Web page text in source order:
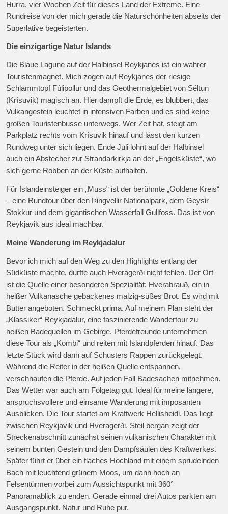
Hurra, vier Wochen Zeit für dieses Land der Extreme. Eine
Rundreise von der mich gerade die Naturschönheiten abseits der
Superlative begeisterten.
Die einzigartige Natur Islands
Die Blaue Lagune auf der Halbinsel Reykjanes ist ein wahrer
Touristenmagnet. Mich zogen auf Reykjanes der riesige
Schlammtopf Fúlipollur und das Geothermalgebiet von Séltun
(Krísuvik) magisch an. Hier dampft die Erde, es blubbert, das
Vulkangestein leuchtet in intensiven Farben und es sind keine
großen Touristenbusse unterwegs. Wer Zeit hat, steigt am
Parkplatz rechts vom Krísuvik hinauf und lässt den kurzen
Rundweg unter sich liegen. Ende Juli lohnt auf der Halbinsel
auch ein Abstecher zur Strandarkirkja an der „Engelsküste“, wo
sich gerne Robben an der Küste aufhalten.
Für Islandeinsteiger ein „Muss“ ist der berühmte „Goldene Kreis“
– eine Rundtour über den Þingvellir Nationalpark, dem Geysir
Stokkur und dem gigantischen Wasserfall Gullfoss. Das ist von
Reykjavik aus ideal machbar.
Meine Wanderung im Reykjadalur
Bevor ich mich auf den Weg zu den Highlights entlang der
Südküste machte, durfte auch Hveragerði nicht fehlen. Der Ort
ist die Quelle einer besonderen Spezialität: Hverabrauð, ein in
heißer Vulkanasche gebackenes malzig-süßes Brot. Es wird mit
Butter angeboten. Schmeckt prima. Auf meinem Plan steht der
„Klassiker“ Reykjadalur, eine faszinierende Wandertour zu
heißen Badequellen im Gebirge. Pferdefreunde unternehmen
diese Tour als „Kombi“ und reiten mit Islandpferden hinauf. Das
letzte Stück wird dann auf Schusters Rappen zurückgelegt.
Während die Reiter in der heißen Quelle entspannen,
verschnaufen die Pferde. Auf jeden Fall Badesachen mitnehmen.
Das Wetter war auch am Folgetag gut. Ideal für meine längere,
anspruchsvollere und einsame Wanderung mit imposanten
Ausblicken. Die Tour startet am Kraftwerk Hellisheidi. Das liegt
zwischen Reykjavik und Hveragerði. Steil bergan zeigt der
Streckenabschnitt zunächst seinen vulkanischen Charakter mit
seinem bunten Gestein und den Dampfsäulen des Kraftwerkes.
Später führt er über ein flaches Hochland mit einem sprudelnden
Bach mit leuchtend grünem Moos, um dann hoch an
Felsentürmen vorbei zum Aussichtspunkt mit 360°
Panoramablick zu enden. Gerade einmal drei Autos parkten am
Ausgangspunkt. Natur und Ruhe pur.